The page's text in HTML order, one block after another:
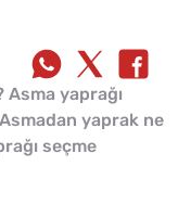
Asma yaprağı
yaprak ne
seçme